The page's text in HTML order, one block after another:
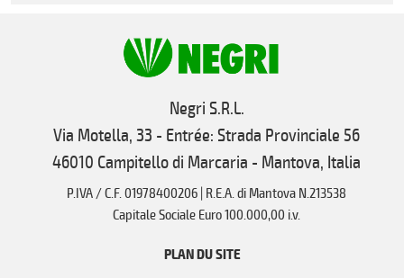
Negri S.R.L.
Via Motella, 33 - Entrée: Strada Provinciale 56
46010 Campitello di Marcaria - Mantova, Italia
P.IVA / C.F. 01978400206 | R.E.A. di Mantova N.213538
Capitale Sociale Euro 100.000,00 i.v.
PLAN DU SITE